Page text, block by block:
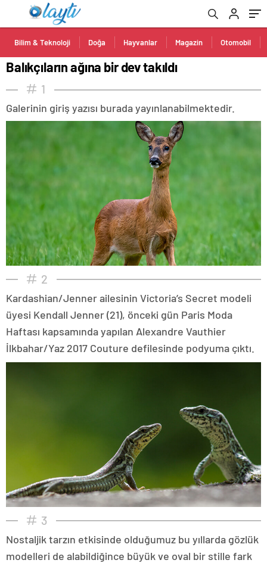
Bilim & Teknoloji Doğa Hayvanlar Magazin Otomobil
Balıkçıların ağına bir dev takıldı
1
Galerinin giriş yazısı burada yayınlanabilmektedir.
2
Kardashian/Jenner ailesinin Victoria’s Secret modeli
üyesi Kendall Jenner (21), önceki gün Paris Moda
Haftası kapsamında yapılan Alexandre Vauthier
İlkbahar/Yaz 2017 Couture defilesinde podyuma çıktı.
3
Nostaljik tarzın etkisinde olduğumuz bu yıllarda gözlük
modelleri de alabildiğince büyük ve oval bir stille fark